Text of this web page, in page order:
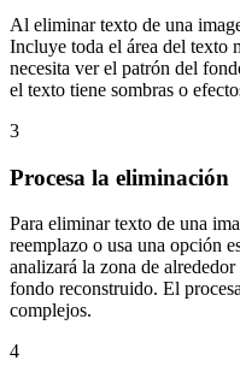
Al eliminar texto de una
Incluye toda el área del texto
necesita ver el patrón del
el texto tiene sombras o
3
Procesa la eliminación
Para eliminar texto de una
reemplazo o usa una opción
analizará la zona de
fondo reconstruido. El
complejos.
4